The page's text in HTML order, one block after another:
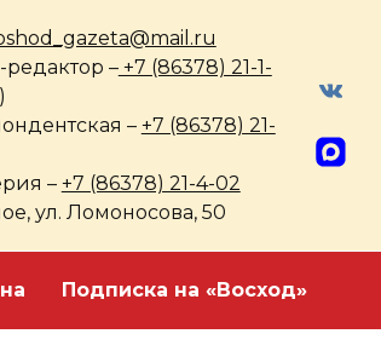
–+7 (86378) 21-1-
– +7 (86378) 21-
– +7 (86378) 21-4-02
ул. Ломоносова, 50
Подписка на «Восход»